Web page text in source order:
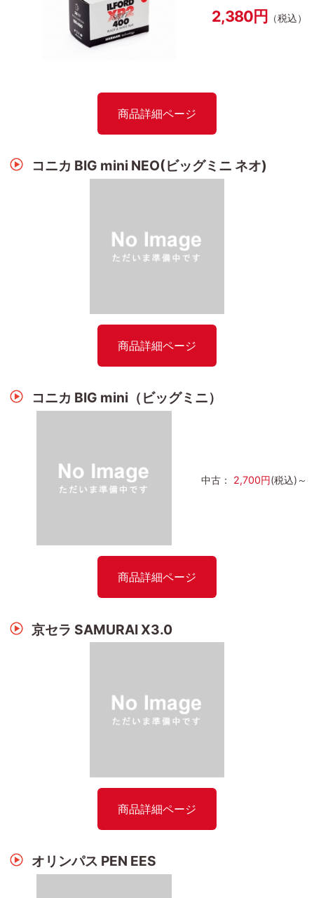
2,380円 （税込）
商品詳細ページ
コニカ BIG mini NEO(ビッグミニ ネオ)
商品詳細ページ
コニカ BIG mini（ビッグミニ）
中古： 2,700円(税込)～
商品詳細ページ
京セラ SAMURAI X3.0
商品詳細ページ
オリンパス PEN EES